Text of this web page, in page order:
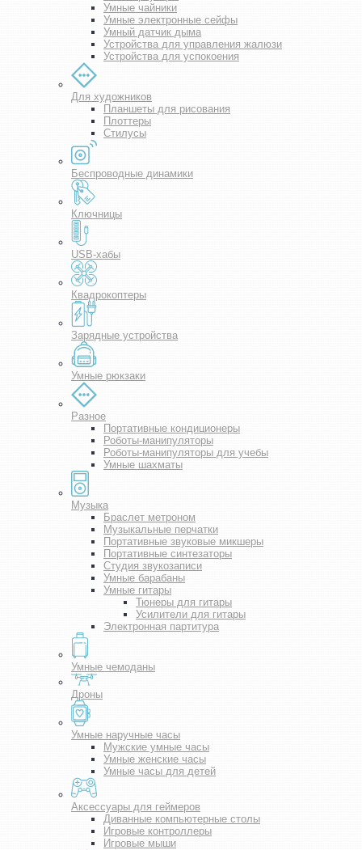
Умные чайники
Умные электронные сейфы
Умный датчик дыма
Устройства для управления жалюзи
Устройства для успокоения
Для художников
Планшеты для рисования
Плоттеры
Стилусы
Беспроводные динамики
Ключницы
USB-хабы
Квадрокоптеры
Зарядные устройства
Умные рюкзаки
Разное
Портативные кондиционеры
Роботы-манипуляторы
Роботы-манипуляторы для учебы
Умные шахматы
Музыка
Браслет метроном
Музыкальные перчатки
Портативные звуковые микшеры
Портативные синтезаторы
Студия звукозаписи
Умные барабаны
Умные гитары
Тюнеры для гитары
Усилители для гитары
Электронная партитура
Умные чемоданы
Дроны
Умные наручные часы
Мужские умные часы
Умные женские часы
Умные часы для детей
Аксессуары для геймеров
Диванные компьютерные столы
Игровые контроллеры
Игровые мыши